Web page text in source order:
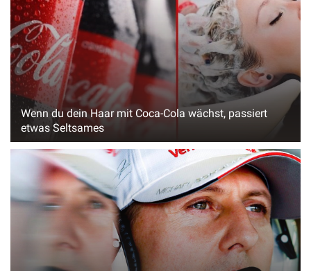
Wenn du dein Haar mit Coca-Cola wächst, passiert
etwas Seltsames